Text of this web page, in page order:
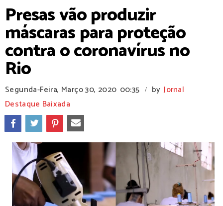
Presas vão produzir
máscaras para proteção
contra o coronavírus no
Rio
Segunda-Feira, Março 30, 2020 00:35 / by Jornal
Destaque Baixada